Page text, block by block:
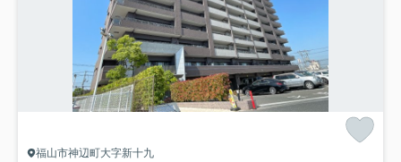
福山市神辺町大字新十九